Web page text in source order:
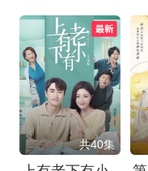
共40集